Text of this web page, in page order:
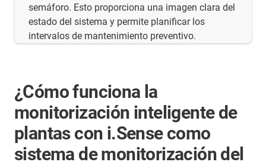
semáforo. Esto proporciona una imagen clara del
estado del sistema y permite planificar los
intervalos de mantenimiento preventivo.
¿Cómo funciona la
monitorización inteligente de
plantas con i.Sense como
sistema de monitorización del